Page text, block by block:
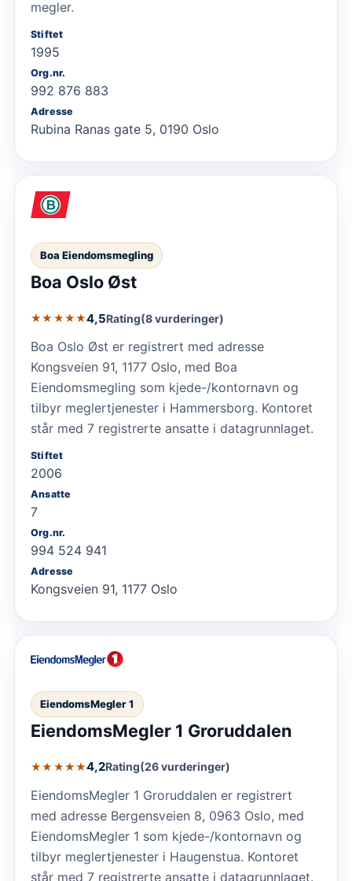
megler.
Stiftet
1995
Org.nr.
992 876 883
Adresse
Rubina Ranas gate 5, 0190 Oslo
Boa Eiendomsmegling
Boa Oslo Øst
★★★★★4,5Rating(8 vurderinger)
Boa Oslo Øst er registrert med adresse
Kongsveien 91, 1177 Oslo, med Boa
Eiendomsmegling som kjede-/kontornavn og
tilbyr meglertjenester i Hammersborg. Kontoret
står med 7 registrerte ansatte i datagrunnlaget.
Stiftet
2006
Ansatte
7
Org.nr.
994 524 941
Adresse
Kongsveien 91, 1177 Oslo
EiendomsMegler 1
EiendomsMegler 1 Groruddalen
★★★★★4,2Rating(26 vurderinger)
EiendomsMegler 1 Groruddalen er registrert
med adresse Bergensveien 8, 0963 Oslo, med
EiendomsMegler 1 som kjede-/kontornavn og
tilbyr meglertjenester i Haugenstua. Kontoret
står med 7 registrerte ansatte i datagrunnlaget.